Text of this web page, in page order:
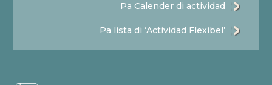
Pa Calender di actividad
Pa lista di ‘Actividad Flexibel’